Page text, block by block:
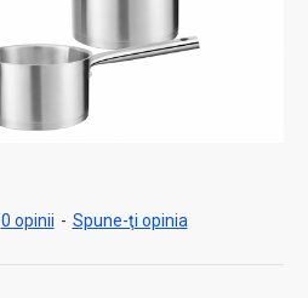
0 opinii - Spune-ţi opinia